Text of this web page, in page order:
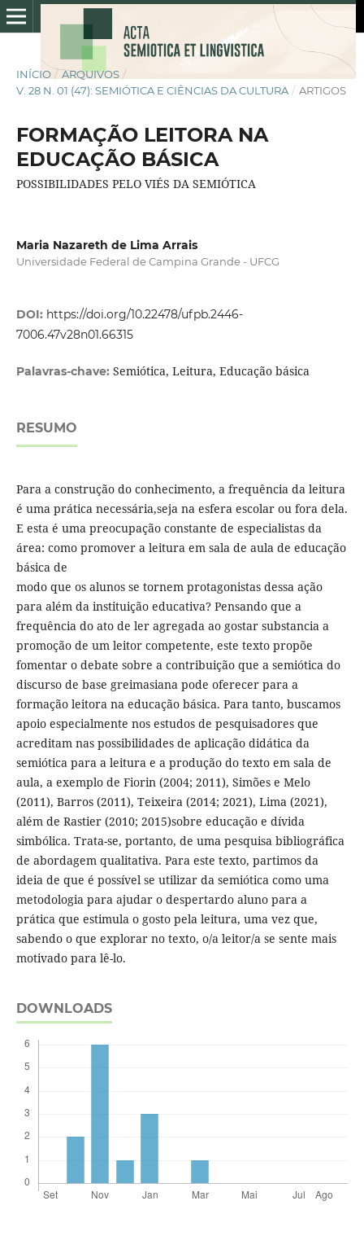
INÍCIO / ARQUIVOS /
V. 28 N. 01 (47): SEMIÓTICA E CIÊNCIAS DA CULTURA / ARTIGOS
FORMAÇÃO LEITORA NA
EDUCAÇÃO BÁSICA
POSSIBILIDADES PELO VIÉS DA SEMIÓTICA
Maria Nazareth de Lima Arrais
Universidade Federal de Campina Grande - UFCG
DOI: https://doi.org/10.22478/ufpb.2446-
7006.47v28n01.66315
Palavras-chave: Semiótica, Leitura, Educação básica
RESUMO
Para a construção do conhecimento, a frequência da leitura
é uma prática necessária,seja na esfera escolar ou fora dela.
E esta é uma preocupação constante de especialistas da
área: como promover a leitura em sala de aula de educação
básica de
modo que os alunos se tornem protagonistas dessa ação
para além da instituição educativa? Pensando que a
frequência do ato de ler agregada ao gostar substancia a
promoção de um leitor competente, este texto propõe
fomentar o debate sobre a contribuição que a semiótica do
discurso de base greimasiana pode oferecer para a
formação leitora na educação básica. Para tanto, buscamos
apoio especialmente nos estudos de pesquisadores que
acreditam nas possibilidades de aplicação didática da
semiótica para a leitura e a produção do texto em sala de
aula, a exemplo de Fiorin (2004; 2011), Simões e Melo
(2011), Barros (2011), Teixeira (2014; 2021), Lima (2021),
além de Rastier (2010; 2015)sobre educação e dívida
simbólica. Trata-se, portanto, de uma pesquisa bibliográfica
de abordagem qualitativa. Para este texto, partimos da
ideia de que é possível se utilizar da semiótica como uma
metodologia para ajudar o despertardo aluno para a
prática que estimula o gosto pela leitura, uma vez que,
sabendo o que explorar no texto, o/a leitor/a se sente mais
motivado para lê-lo.
DOWNLOADS